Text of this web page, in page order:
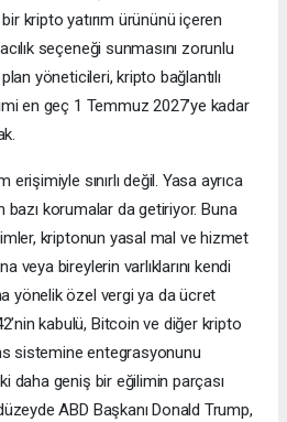
kripto yatırım ürününü içeren
seçeneği sunmasını zorunlu
yöneticileri, kripto bağlantılı
en geç 1 Temmuz 2027’ye kadar
erişimiyle sınırlı değil. Yasa ayrıca
bazı korumalar da getiriyor. Buna
kriptonun yasal mal ve hizmet
veya bireylerin varlıklarını kendi
yönelik özel vergi ya da ücret
kabulü, Bitcoin ve diğer kripto
sistemine entegrasyonunu
daha geniş bir eğilimin parçası
ABD Başkanı Donald Trump,